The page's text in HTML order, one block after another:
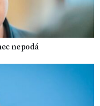
nepodá